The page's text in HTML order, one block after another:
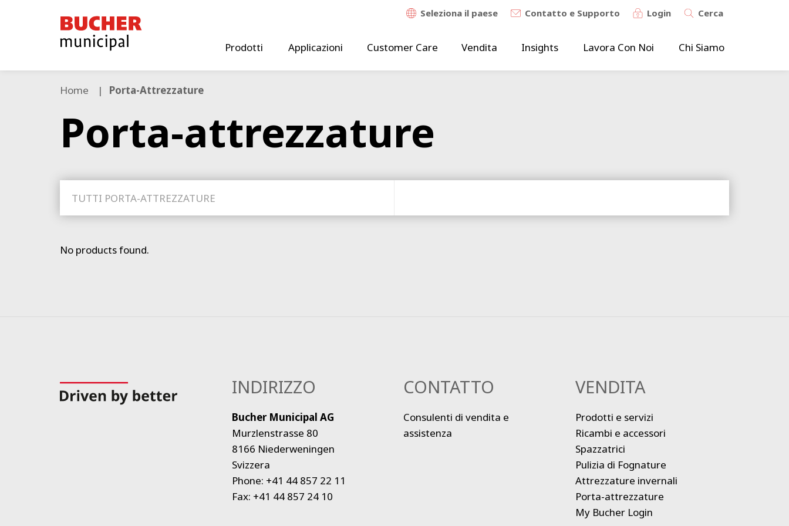
Bucher
Municipal
Seleziona il paese Contatto e Supporto Login Cerca
Prodotti Applicazioni Customer Care Vendita Insights Lavora Con Noi Chi Siamo
Home Porta-Attrezzature
Porta-attrezzature
TUTTI PORTA-ATTREZZATURE
No products found.
INDIRIZZO
Bucher Municipal AG
Murzlenstrasse 80
8166 Niederweningen
Svizzera
Phone: +41 44 857 22 11
Fax: +41 44 857 24 10
CONTATTO
Consulenti di vendita e
assistenza
VENDITA
Prodotti e servizi
Ricambi e accessori
Spazzatrici
Pulizia di Fognature
Attrezzature invernali
Porta-attrezzature
My Bucher Login